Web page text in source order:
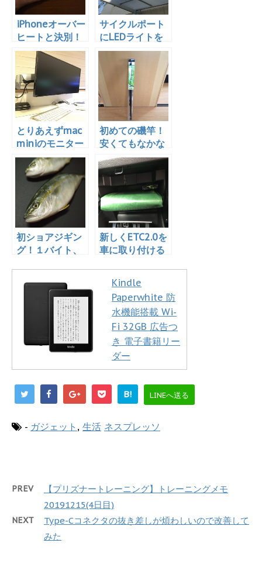
iPhoneオーバー
ヒートと決別！
新しいスマホホ
ルダーを買っ
た！
サイクルポート
にLEDライトを
取り付ける！
とりあえずmac
miniのモニター
を変えた
初めての磯竿！
安くてもなかな
か良さそうな感
じです
初ショアジギン
グ！１バイト、
新しくETC2.0を
車に取り付ける
Kindle
Paperwhite 防
水機能搭載 Wi-
Fi 32GB 広告つ
き 電子書籍リー
ダー
B! LINEへ送る
- ガジェット , 生活 ネスプレッソ
PREV
【プリズナートレーニング】トレーニングメモ
20191215(4日目)
NEXT
Type-Cコネクタの抜き差しが煩わしいので改善して
みた